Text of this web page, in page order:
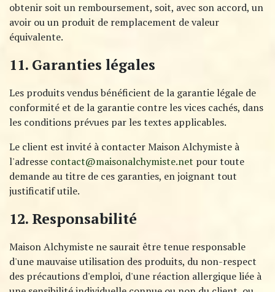
obtenir soit un remboursement, soit, avec son accord, un
avoir ou un produit de remplacement de valeur
équivalente.
11. Garanties légales
Les produits vendus bénéficient de la garantie légale de
conformité et de la garantie contre les vices cachés, dans
les conditions prévues par les textes applicables.​
Le client est invité à contacter Maison Alchymiste à
l'adresse contact@maisonalchymiste.net pour toute
demande au titre de ces garanties, en joignant tout
justificatif utile.
12. Responsabilité
Maison Alchymiste ne saurait être tenue responsable
d'une mauvaise utilisation des produits, du non-respect
des précautions d'emploi, d'une réaction allergique liée à